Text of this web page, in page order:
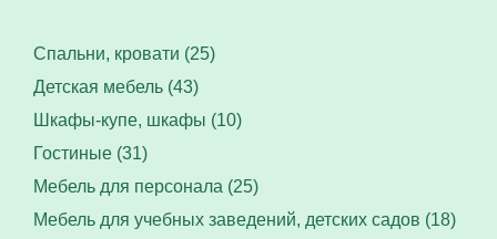
Спальни, кровати (25)
Детская мебель (43)
Шкафы-купе, шкафы (10)
Гостиные (31)
Мебель для персонала (25)
Мебель для учебных заведений, детских садов (18)